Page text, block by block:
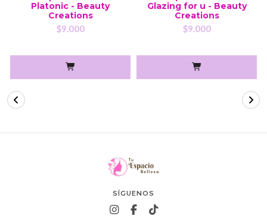
Platonic - Beauty
Creations
$9.000
Glazing for u - Beauty
Creations
$9.000
SÍGUENOS